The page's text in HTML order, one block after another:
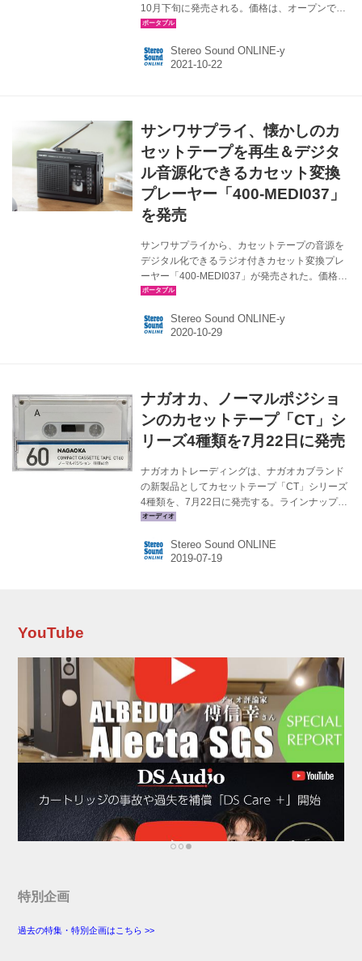
10月下旬に発売される。価格は、オープンで、
想定市場価格はTY-CDS8が￥8,000前後、TY-
CDラジカセとして、約6年ぶりにフルモデルチ
ェンジを行なったモデルとなる。スピーカー出
なる40～60代のユーザーに使いやすいよう、操
作性や見やすさ、使いやすさにも留意した改善
が行なわれているという。 新機...
Stereo Sound ONLINE-y
サンワサプライ、懐かしのカ
セットテープを再生＆デジタ
ル音源化できるカセット変換
プレーヤー「400-MEDI037」
を発売
サンワサプライから、カセットテープの音源を
デジタル化できるラジオ付きカセット変換プレ
ーヤー「400-MEDI037」が発売された。価格は
￥5,436（税別）。 400-MEDI037は、ポータブ
ジオ機能とmicroSDカードへのデジタル録音機
能を搭載した製品。昔録りためた（エアチェッ
た使い方もできる。 電源は乾電池（単3×2本）
とACコンセントの2ウェイ。 microSDは8～
32GBまでの容量に対応し、録音フォーマッ...
Stereo Sound ONLINE-y
ナガオカ、ノーマルポジショ
ンのカセットテープ「CT」シ
リーズ4種類を7月22日に発売
ナガオカトレーディングは、ナガオカブランド
の新製品としてカセットテープ「CT」シリーズ
4種類を、7月22日に発売する。ラインナップと
価格は下記の通り。 カセットテープ「CT」シリ
別） CT20 20分 ￥180（税別） CT60 60分
￥220（税別） CT90 90分 ￥260（税別） CTシ
している。 なお、使用機器のメ...
Stereo Sound ONLINE
YouTube
特別企画
過去の特集・特別企画はこちら >>